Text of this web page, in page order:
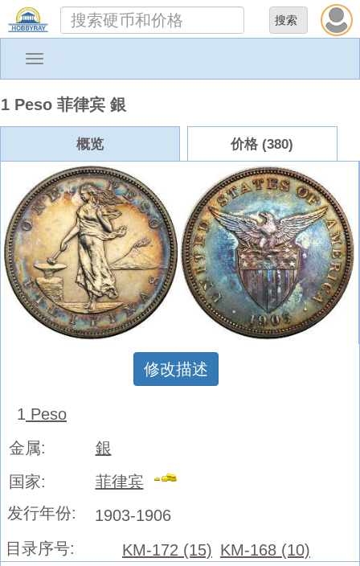
Toggle
1 Peso 菲律宾 銀
概览 价格 (380)
修改描述
1 Peso
金属:
銀
国家:
菲律宾
发行年份:
1903-1906
目录序号:
KM-172 (15) KM-168 (10)